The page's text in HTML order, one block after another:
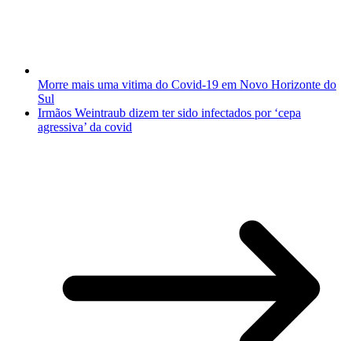
Morre mais uma vitima do Covid-19 em Novo Horizonte do
Sul
Irmãos Weintraub dizem ter sido infectados por ‘cepa
agressiva’ da covid